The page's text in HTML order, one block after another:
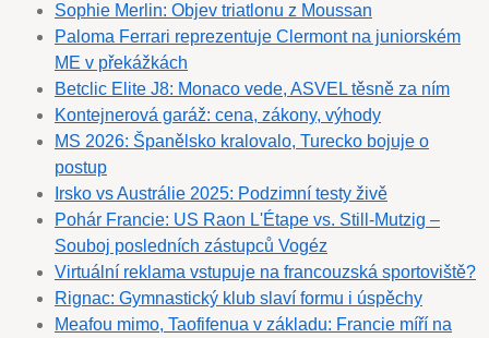
Sophie Merlin: Objev triatlonu z Moussan
Paloma Ferrari reprezentuje Clermont na juniorském
ME v překážkách
Betclic Elite J8: Monaco vede, ASVEL těsně za ním
Kontejnerová garáž: cena, zákony, výhody
MS 2026: Španělsko kralovalo, Turecko bojuje o
postup
Irsko vs Austrálie 2025: Podzimní testy živě
Pohár Francie: US Raon L'Étape vs. Still-Mutzig –
Souboj posledních zástupců Vogéz
Virtuální reklama vstupuje na francouzská sportoviště?
Rignac: Gymnastický klub slaví formu i úspěchy
Meafou mimo, Taofifenua v základu: Francie míří na